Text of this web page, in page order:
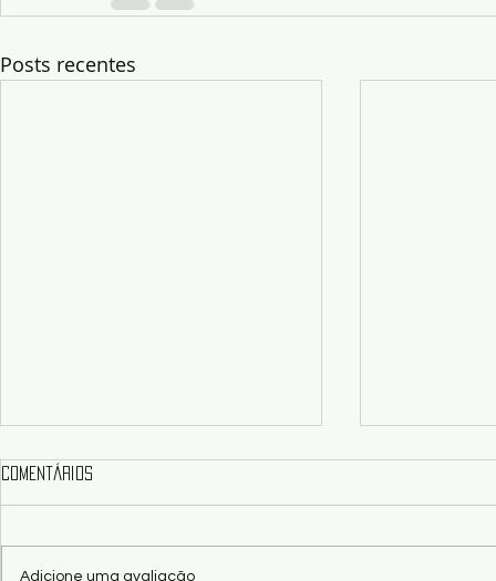
Posts recentes
Comentários
Adicione uma avaliação